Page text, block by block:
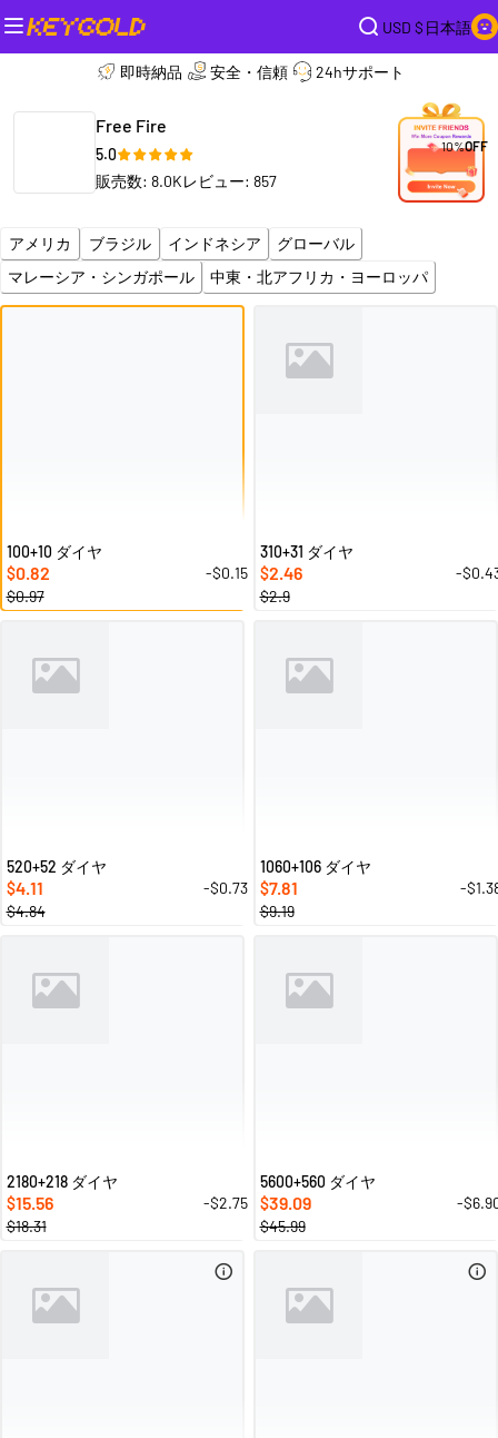
USD $ 日本語
即時納品 安全・信頼 24hサポート
Free Fire
5.0
販売数: 8.0Kレビュー: 857
10%OFF
アメリカ ブラジル インドネシア
グローバル
マレーシア・シンガポール
中東・北アフリカ・ヨーロッパ
100+10 ダイヤ
$0.82
-$0.15
$0.97
310+31 ダイヤ
$2.46
-
$2.9
520+52 ダイヤ
$4.11
-$0.73
$4.84
1060+106 ダイヤ
$7.81
-
$9.19
2180+218 ダイヤ
$15.56
-$2.75
$18.31
5600+560 ダイヤ
$39.09
-
$45.99